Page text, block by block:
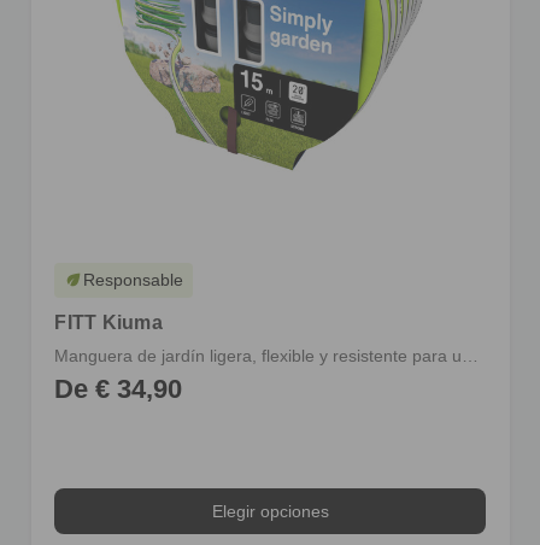
ecoResponsable
FITT Kiuma
De € 34,90
Elegir opciones